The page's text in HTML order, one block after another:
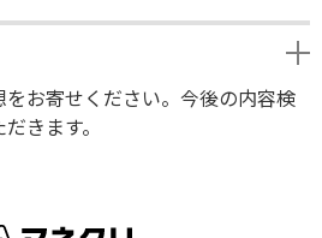
お寄せください。今後の内容検
きます。